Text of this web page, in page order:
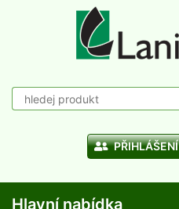
PŘIHLÁŠENÍ
Hlavní nabídka